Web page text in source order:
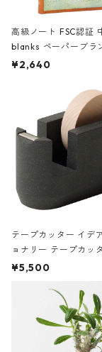
高級ノート FSC認証
blanks ペーパーブラ
ハードカバー 罫線 ヴ
¥2,640
テープカッター イデ
ョナリー テープカッ
サンドカラー 石調
¥5,500